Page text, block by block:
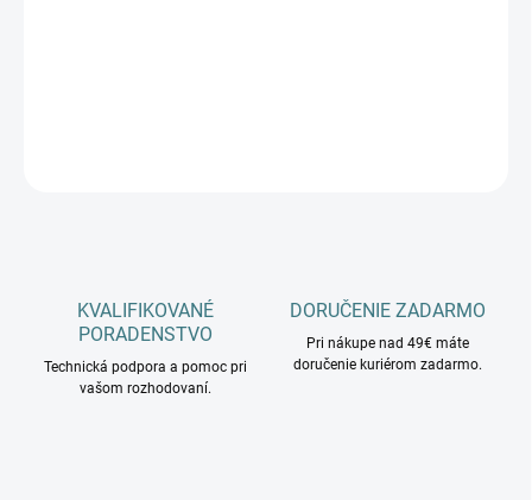
KVALIFIKOVANÉ
PORADENSTVO
Technická podpora a pomoc pri
vašom rozhodovaní.
DORUČENIE ZADARMO
Pri nákupe nad 49€ máte
doručenie kuriérom zadarmo.